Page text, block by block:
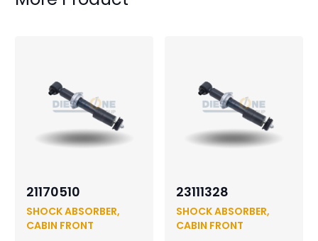
21170510
SHOCK ABSORBER,
CABIN FRONT
23111328
SHOCK ABSORBER,
CABIN FRONT